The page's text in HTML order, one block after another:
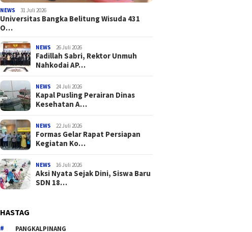
NEWS 31 Juli 2026
Universitas Bangka Belitung Wisuda 431
O…
NEWS 26 Juli 2026
Fadillah Sabri, Rektor Unmuh
Nahkodai AP…
NEWS 24 Juli 2026
Kapal Pusling Perairan Dinas
Kesehatan A…
NEWS 22 Juli 2026
Formas Gelar Rapat Persiapan
Kegiatan Ko…
NEWS 16 Juli 2026
Aksi Nyata Sejak Dini, Siswa Baru
SDN 18…
HASTAG
PANGKALPINANG